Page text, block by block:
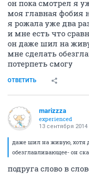
он пока смотрел я
моя главная фобия
я рожала уже два
и мне есть что
он даже шил на
мне сделать
потерпеть смогу
ОТВЕТИТЬ
marizzza
experienced
13 сентября 2014
даже шил на живую, хотя
обезглавливающее- он
подруга слово в